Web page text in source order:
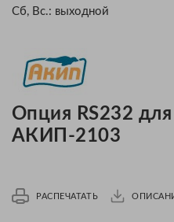
Сб, Вс.: выходной
Опция RS232
АКИП-2103
РАСПЕЧАТАТЬ